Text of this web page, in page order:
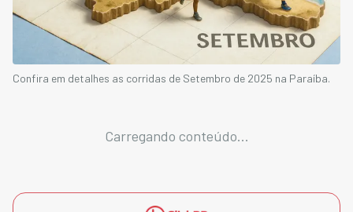
Confira em detalhes as corridas de Setembro de 2025 na Paraíba.
Carregando conteúdo...